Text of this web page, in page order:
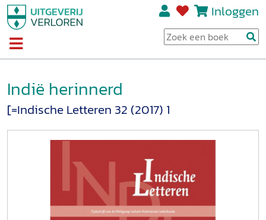
Inloggen
Indië herinnerd
[=Indische Letteren 32 (2017) 1